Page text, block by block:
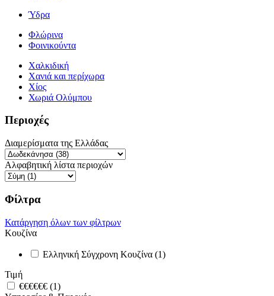
Ύδρα
Φλώρινα
Φοινικούντα
Χαλκιδική
Χανιά και περίχωρα
Χίος
Χωριά Ολύμπου
Περιοχές
Διαμερίσματα της Ελλάδας
Αλφαβητική λίστα περιοχών
Φίλτρα
Κατάργηση όλων των φίλτρων
Κουζίνα
Ελληνική Σύγχρονη Κουζίνα (1)
Τιμή
€€€€€€ (1)